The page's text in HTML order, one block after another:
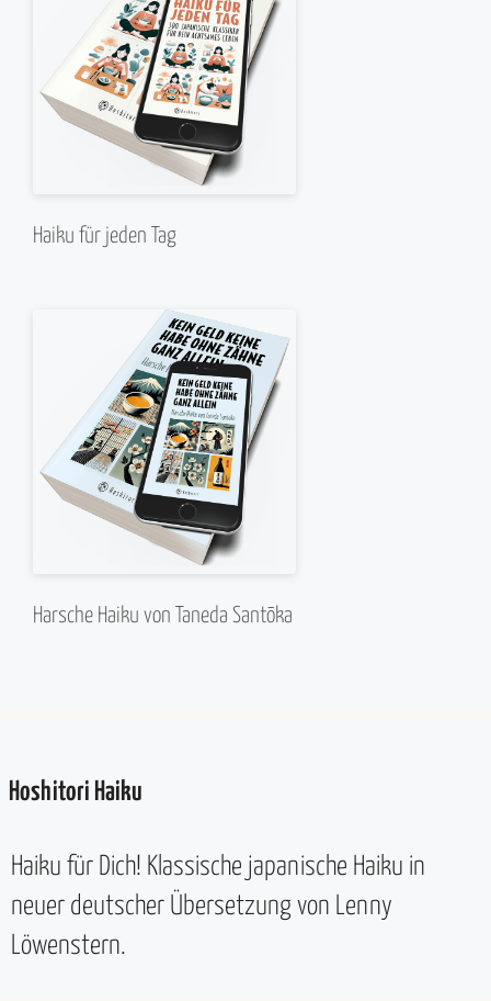
Haiku für jeden Tag
Harsche Haiku von Taneda Santōka
Hoshitori Haiku
Haiku für Dich! Klassische japanische Haiku in
neuer deutscher Übersetzung von Lenny
Löwenstern.